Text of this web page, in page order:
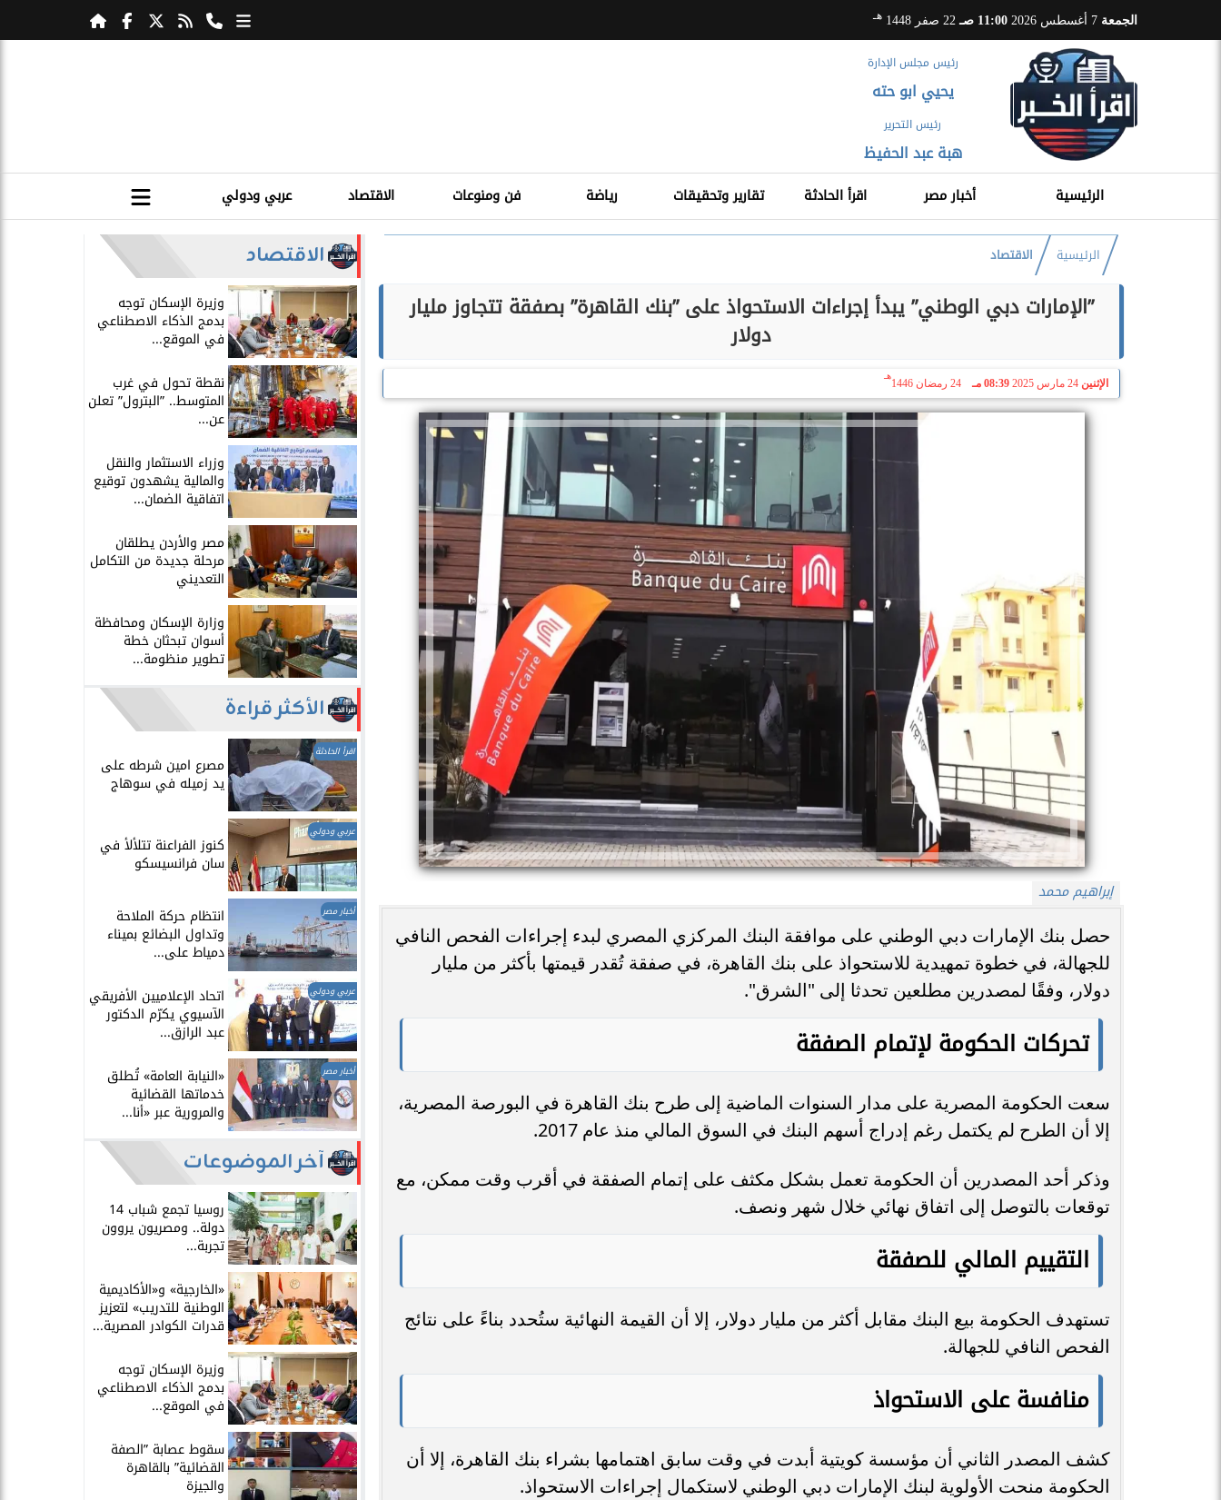
الجمعة 11:00 صـ 22 صفر 1448 هـ
رئيس مجلس الإدارة
يحيي ابو حته
رئيس التحرير
هبة عبد الحفيظ
الرئيسية أخبار مصر اقرأ الحادثة تقارير وتحقيقات رياضة فن ومنوعات الاقتصاد عربي ودولي
الرئيسية الاقتصاد
”الإمارات دبي الوطني” يبدأ إجراءات الاستحواذ على ”بنك القاهرة” بصفقة تتجاوز مليار
دولار
الإثنين 24 مارس 2025 08:39 مـ 24 رمضان 1446
هـ
إبراهيم محمد
حصل بنك الإمارات دبي الوطني على موافقة البنك المركزي المصري لبدء إجراءات الفحص النافي
للجهالة، في خطوة تمهيدية للاستحواذ على بنك القاهرة، في صفقة تُقدر قيمتها بأكثر من مليار
دولار، وفقًا لمصدرين مطلعين تحدثا إلى "الشرق".
تحركات الحكومة لإتمام الصفقة
سعت الحكومة المصرية على مدار السنوات الماضية إلى طرح بنك القاهرة في البورصة المصرية،
إلا أن الطرح لم يكتمل رغم إدراج أسهم البنك في السوق المالي منذ عام 2017.
وذكر أحد المصدرين أن الحكومة تعمل بشكل مكثف على إتمام الصفقة في أقرب وقت ممكن، مع
توقعات بالتوصل إلى اتفاق نهائي خلال شهر ونصف.
التقييم المالي للصفقة
تستهدف الحكومة بيع البنك مقابل أكثر من مليار دولار، إلا أن القيمة النهائية ستُحدد بناءً على نتائج
الفحص النافي للجهالة.
منافسة على الاستحواذ
كشف المصدر الثاني أن مؤسسة كويتية أبدت في وقت سابق اهتمامها بشراء بنك القاهرة، إلا أن
الحكومة منحت الأولوية لبنك الإمارات دبي الوطني لاستكمال إجراءات الاستحواذ.
الاقتصاد
​وزيرة الإسكان توجه
بدمج الذكاء الاصطناعي
في الموقع...
​نقطة تحول في غرب
المتوسط.. ”البترول” تعلن
عن...
​وزراء الاستثمار والنقل
والمالية يشهدون توقيع
اتفاقية الضمان...
​مصر والأردن يطلقان
مرحلة جديدة من التكامل
التعديني
وزارة الإسكان ومحافظة
أسوان تبحثان خطة
تطوير منظومة...
الأكثر قراءة
اقرأ الحادثة
مصرع امين شرطه على
يد زميله في سوهاج
عربي ودولي
​كنوز الفراعنة تتلألأ في
سان فرانسيسكو
أخبار مصر انتظام حركة الملاحة
وتداول البضائع بميناء
دمياط على...
عربي ودولي اتحاد الإعلاميين الأفريقي
الآسيوي يكرّم الدكتور
عبد الرازق...
أخبار مصر ​«النيابة العامة» تُطلق
خدماتها القضائية
والمرورية عبر «أنا...
آخر الموضوعات
روسيا تجمع شباب 14
دولة.. ومصريون يروون
تجربة...
​«الخارجية» و«الأكاديمية
الوطنية للتدريب» لتعزيز
قدرات الكوادر المصرية...
​وزيرة الإسكان توجه
بدمج الذكاء الاصطناعي
في الموقع...
سقوط عصابة ”الصفة
القضائية” بالقاهرة
والجيزة